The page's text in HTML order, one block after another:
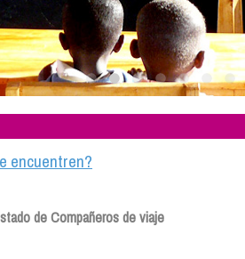
encuentren?
de Compañeros de viaje